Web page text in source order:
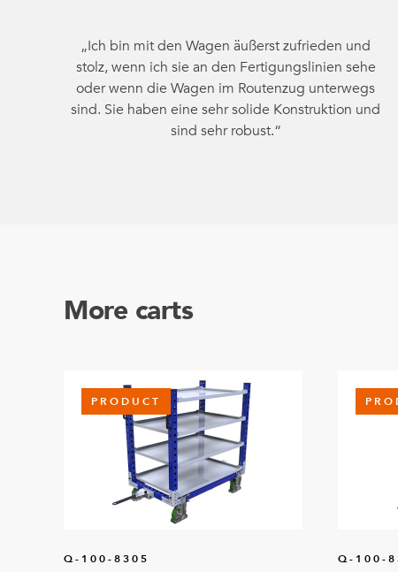
„Ich bin mit den Wagen äußerst zufrieden und
stolz, wenn ich sie an den Fertigungslinien sehe
oder wenn die Wagen im Routenzug unterwegs
sind. Sie haben eine sehr solide Konstruktion und
sind sehr robust.“
More carts
PRODUCT
Q-100-8305 Q-100-